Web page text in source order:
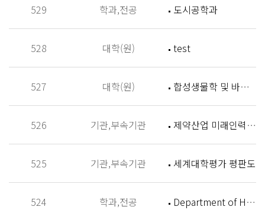
529 학과,전공 도시공학과
528 대학(원) test
527 대학(원) 합성생물학 및 바이오신소재개발 연구실 (Synthetic Biology and Biomaterials Lab,SBBL)
526 기관,부속기관 제약산업 미래인력 양성센터 홈페이지
525 기관,부속기관 세계대학평가 평판도
524 학과,전공 Department of History